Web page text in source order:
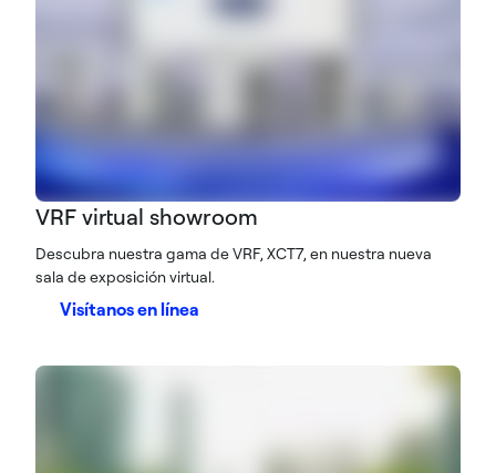
VRF virtual showroom
Descubra nuestra gama de VRF, XCT7, en nuestra nueva
sala de exposición virtual.
Visítanos en línea